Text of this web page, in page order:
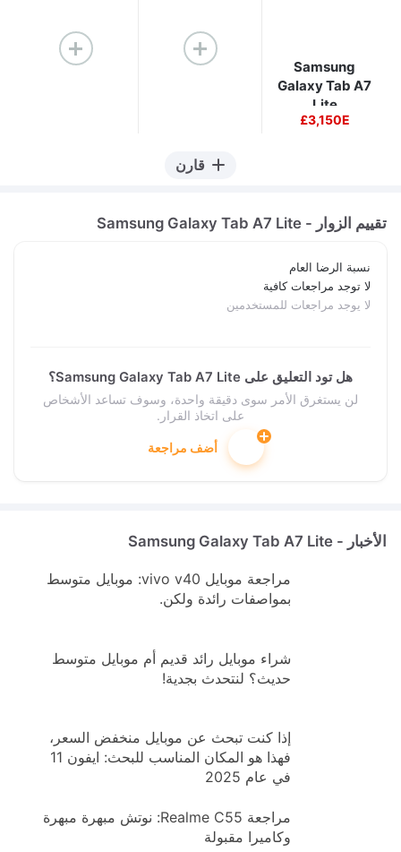
Samsung
Galaxy Tab A7
Lite
3,150E£
قارن
تقييم الزوار - Samsung Galaxy Tab A7 Lite
نسبة الرضا العام
لا توجد مراجعات كافية
لا يوجد مراجعات للمستخدمين
هل تود التعليق على Samsung Galaxy Tab A7 Lite؟
لن يستغرق الأمر سوى دقيقة واحدة، وسوف تساعد الأشخاص
على اتخاذ القرار.
أضف مراجعة
الأخبار - Samsung Galaxy Tab A7 Lite
مراجعة موبايل vivo v40: موبايل متوسط
بمواصفات رائدة ولكن.
شراء موبايل رائد قديم أم موبايل متوسط
حديث؟ لنتحدث بجدية!
إذا كنت تبحث عن موبايل منخفض السعر،
فهذا هو المكان المناسب للبحث: ايفون 11
في عام 2025
مراجعة Realme C55: نوتش مبهرة مبهرة
وكاميرا مقبولة